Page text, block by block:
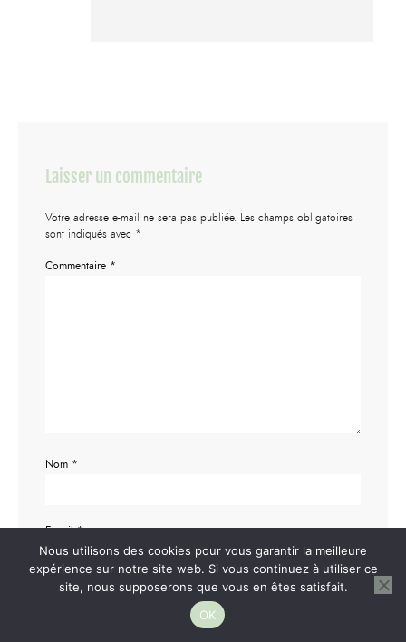
Laisser un commentaire
Votre adresse e-mail ne sera pas publiée. Les champs obligatoires
sont indiqués avec *
Commentaire *
Nom *
E-mail*
Site web
Nous utilisons des cookies pour vous garantir la meilleure
expérience sur notre site web. Si vous continuez à utiliser ce
site, nous supposerons que vous en êtes satisfait.
OK